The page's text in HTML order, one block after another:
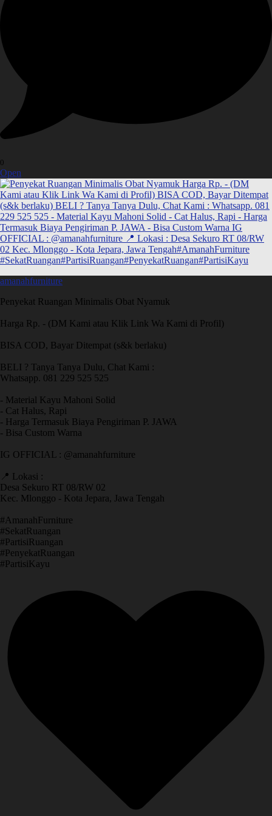
0
Open
amanahfurniture
Penyekat Ruangan Minimalis Obat Nyamuk
Harga Rp. - (DM Kami atau Klik Link Wa Kami di Profil)
BISA COD, Bayar Ditempat (s&k berlaku)
BELI ? Tanya Tanya Dulu, Chat Kami :
Whatsapp. 081 229 525 525
- Material Kayu Mahoni Solid
- Cat Halus, Rapi
- Harga Termasuk Biaya Pengiriman P. JAWA
- Bisa Custom Warna
IG OFFICIAL : @amanahfurniture
📍 Lokasi :
Desa Sekuro RT 08/RW 02
Kec. Mlonggo - Kota Jepara, Jawa Tengah
​#AmanahFurniture
​#SekatRuangan
​#PartisiRuangan
​#PenyekatRuangan
​#PartisiKayu